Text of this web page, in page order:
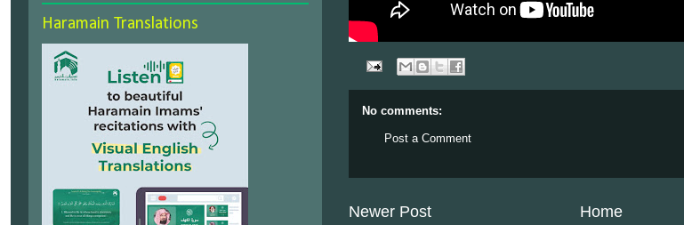
No comments:
Post a Comment
Newer Post Home
Haramain Translations